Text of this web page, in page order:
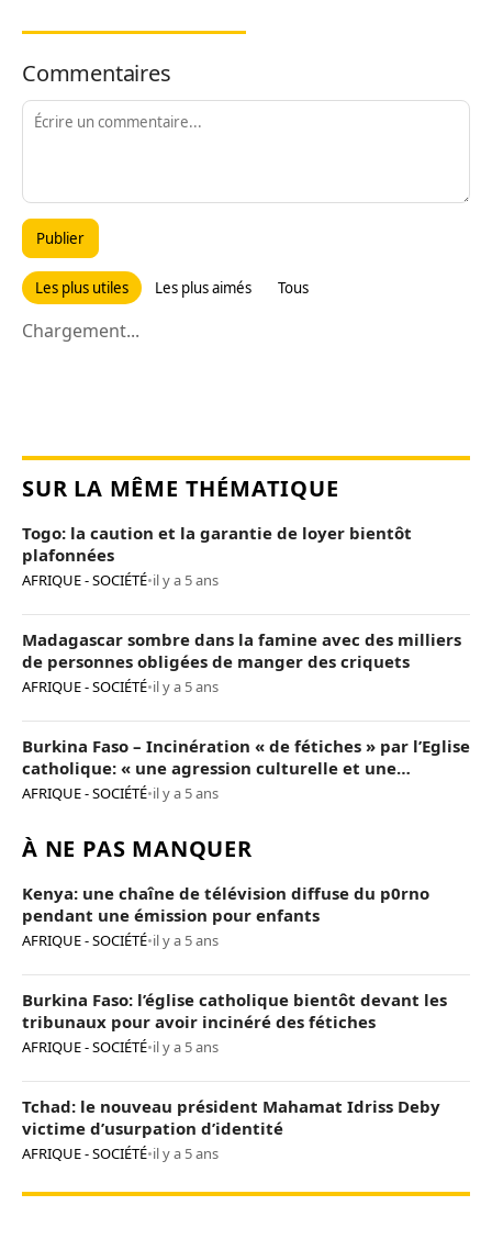
Commentaires
Publier
Les plus utiles Les plus aimés Tous
Chargement...
SUR LA MÊME THÉMATIQUE
Togo: la caution et la garantie de loyer bientôt
plafonnées
AFRIQUE - SOCIÉTÉ•il y a 5 ans
Madagascar sombre dans la famine avec des milliers
de personnes obligées de manger des criquets
AFRIQUE - SOCIÉTÉ•il y a 5 ans
Burkina Faso – Incinération « de fétiches » par l’Eglise
catholique: « une agression culturelle et une
provocation de trop »
AFRIQUE - SOCIÉTÉ•il y a 5 ans
À NE PAS MANQUER
Kenya: une chaîne de télévision diffuse du p0rno
pendant une émission pour enfants
AFRIQUE - SOCIÉTÉ•il y a 5 ans
Burkina Faso: l’église catholique bientôt devant les
tribunaux pour avoir incinéré des fétiches
AFRIQUE - SOCIÉTÉ•il y a 5 ans
Tchad: le nouveau président Mahamat Idriss Deby
victime d’usurpation d’identité
AFRIQUE - SOCIÉTÉ•il y a 5 ans